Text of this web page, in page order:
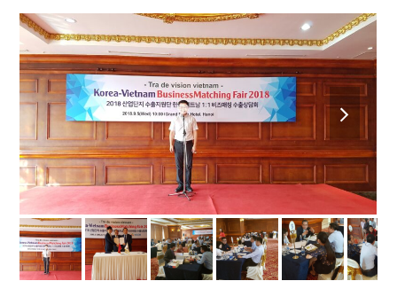
previous
slide
next
slide